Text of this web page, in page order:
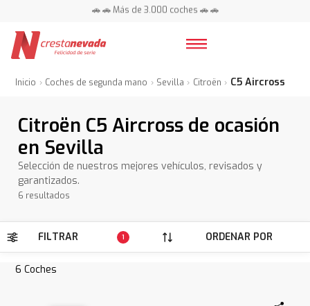
📍 Centros en toda España ⭐
Inicio Coches de segunda mano Sevilla Citroën C5 Aircross
Citroën C5 Aircross de ocasión
en Sevilla
Selección de nuestros mejores vehículos, revisados y
garantizados.
6 resultados
FILTRAR 1 ORDENAR POR
6 Coches